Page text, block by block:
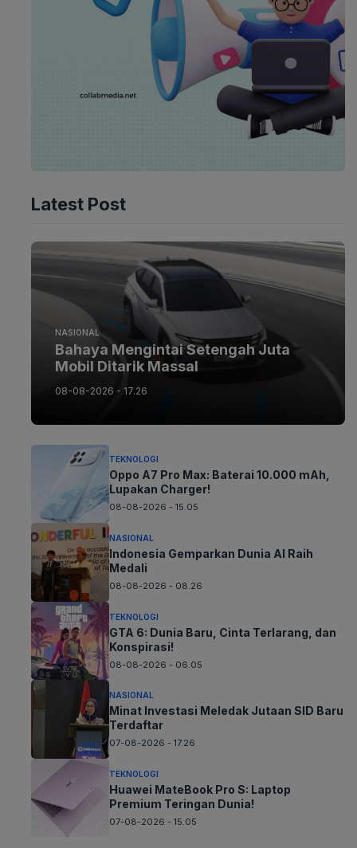
Latest Post
NASIONAL
Bahaya Mengintai Setengah Juta
Mobil Ditarik Massal
08-08-2026 - 17.26
TEKNOLOGI
Oppo A7 Pro Max: Baterai 10.000 mAh,
Lupakan Charger!
08-08-2026 - 15.05
NASIONAL
Indonesia Gemparkan Dunia AI Raih
Medali
08-08-2026 - 08.26
TEKNOLOGI
GTA 6: Dunia Baru, Cinta Terlarang, dan
Konspirasi!
08-08-2026 - 06.05
NASIONAL
Minat Investasi Meledak Jutaan SID Baru
Terdaftar
07-08-2026 - 17.26
TEKNOLOGI
Huawei MateBook Pro S: Laptop
Premium Teringan Dunia!
07-08-2026 - 15.05